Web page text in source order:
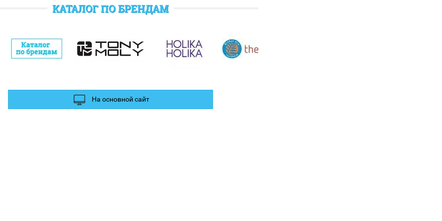
баллы Вы можете получить за отзыв и фотографии в
КАТАЛОГ ПО БРЕНДАМ
На основной сайт